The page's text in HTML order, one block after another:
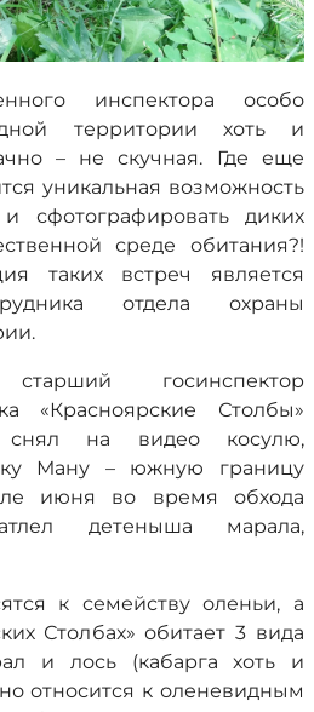
инспектора особо
территории хоть и
– не скучная. Где еще
уникальная возможность
сфотографировать диких
среде обитания?!
таких встреч является
отдела охраны
госинспектор
«Красноярские Столбы»
на видео косулю,
Ману – южную границу
июня во время обхода
детеныша марала,
к семейству оленьи, а
Столбах» обитает 3 вида
и лось (кабарга хоть и
относится к оленевидным